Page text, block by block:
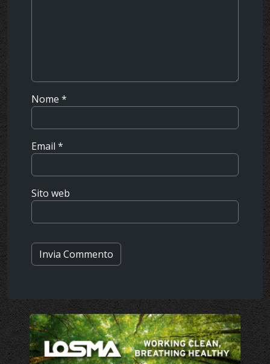
Nome *
Email *
Sito web